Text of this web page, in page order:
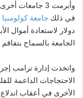
وأبرمت 3
في ذلك جامعة كولومبيا
دولار لاستعادة أموال
الجامعة بالسماح
واتخذت إدارة ترامب
الاحتجاجات الداعمة
الأخرى في أعقاب